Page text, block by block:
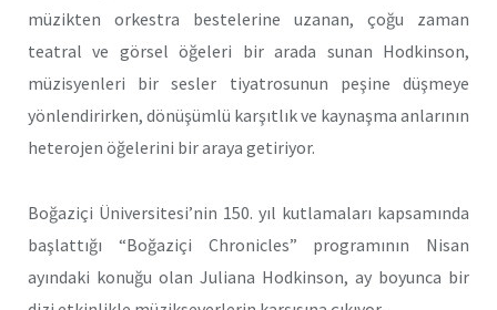
müzikten orkestra bestelerine uzanan, çoğu zaman
teatral ve görsel öğeleri bir arada sunan Hodkinson,
müzisyenleri bir sesler tiyatrosunun peşine düşmeye
yönlendirirken, dönüşümlü karşıtlık ve kaynaşma anlarının
heterojen öğelerini bir araya getiriyor.
Boğaziçi Üniversitesi’nin 150. yıl kutlamaları kapsamında
başlattığı “Boğaziçi Chronicles” programının Nisan
ayındaki konuğu olan Juliana Hodkinson, ay boyunca bir